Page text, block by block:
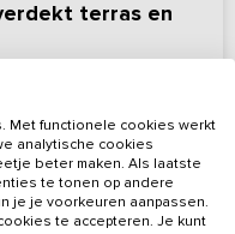
terras en
Bekijk details
Met functionele cookies werkt
analytische cookies
beter maken. Als laatste
te tonen op andere
je je voorkeuren aanpassen.
te accepteren. Je kunt